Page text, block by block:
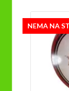
NEMA NA